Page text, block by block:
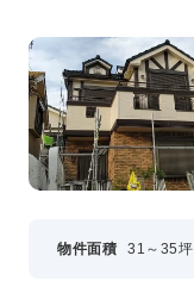
物件面積 31～35坪